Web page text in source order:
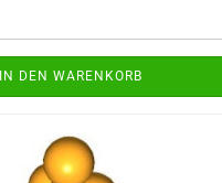
IN DEN WARENKORB